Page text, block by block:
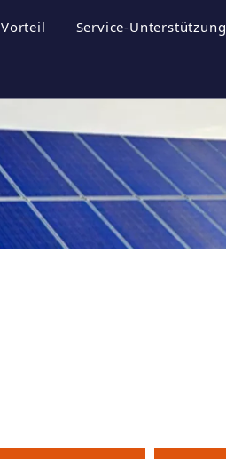
Vorteil Service-Unterstützung
FAQ
Videos